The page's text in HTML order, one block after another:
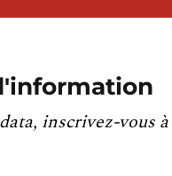
inscrivez-vous